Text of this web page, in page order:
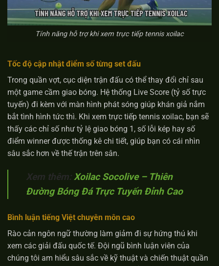
Tính năng hỗ trợ khi xem trực tiếp tennis xoilac
Tốc độ cập nhật điểm số từng set đấu
Trong quần vợt, cục diện trận đấu có thể thay đổi chỉ sau
một game cầm giao bóng. Hệ thống Live Score (tỷ số trực
tuyến) đi kèm với màn hình phát sóng giúp khán giả nắm
bắt tình hình tức thì. Khi xem trực tiếp tennis xoilac, bạn sẽ
thấy các chỉ số như tỷ lệ giao bóng 1, số lỗi kép hay số
điểm winner được thống kê chi tiết, giúp bạn có cái nhìn
sâu sắc hơn về thế trận trên sân.
Xem thêm:Xoilac Socolive – Thiên
Đường Bóng Đá Trực Tuyến Đỉnh Cao
Bình luận tiếng Việt chuyên môn cao
Rào cản ngôn ngữ thường làm giảm đi sự hứng thú khi
xem các giải đấu quốc tế. Đội ngũ bình luận viên của
chúng tôi am hiểu sâu sắc về kỹ thuật và chiến thuật quần